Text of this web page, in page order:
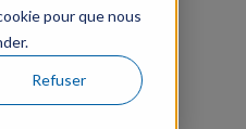
pour que nous
Refuser